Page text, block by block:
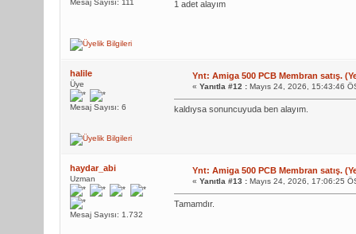
Mesaj Sayısı: 111 1 adet alayım
halile
Üye
Mesaj Sayısı: 6
Ynt: Amiga 500 PCB Membran satış.
« Yanıtla #12 :Mayıs 24, 2026, 15:43:46
kaldıysa sonuncuyuda ben alayım.
haydar_abi
Uzman
Mesaj Sayısı: 1.732
Ynt: Amiga 500 PCB Membran satış.
« Yanıtla #13 :Mayıs 24, 2026, 17:06:25
Tamamdır.